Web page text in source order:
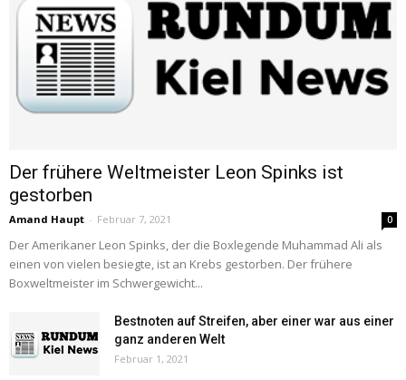
Der frühere Weltmeister Leon Spinks ist
gestorben
Amand Haupt - Februar 7, 2021 0
Der Amerikaner Leon Spinks, der die Boxlegende Muhammad Ali als
einen von vielen besiegte, ist an Krebs gestorben. Der frühere
Boxweltmeister im Schwergewicht...
Bestnoten auf Streifen, aber einer war aus einer
ganz anderen Welt
Februar 1, 2021